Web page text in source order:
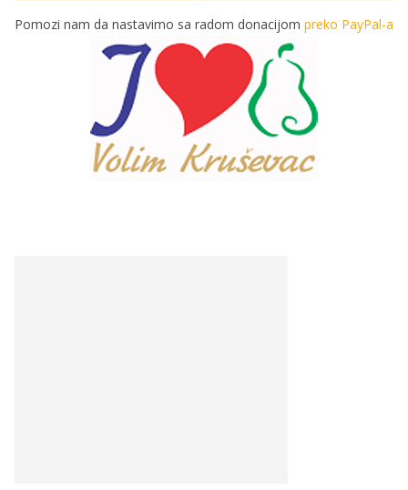
Pomozi nam da nastavimo sa radom donacijom preko PayPal-a